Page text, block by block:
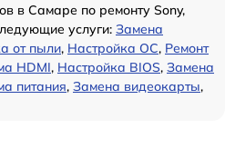
в Самаре по ремонту Sony,
услуги: Замена
от пыли, Настройка ОС, Ремонт
HDMI, Настройка BIOS, Замена
питания, Замена видеокарты,